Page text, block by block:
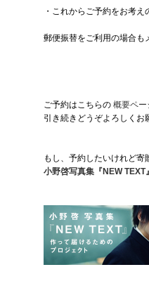
・これからご予約をお考え
郵便振替をご利用の場合も
ご予約はこちらの 概要ペー
引き続きどうぞよろしくお
もし、予約したいけれど寄
小野啓写真集『NEW TEXT